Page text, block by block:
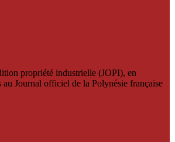
propriété industrielle (JOPI), en
Journal officiel de la Polynésie française